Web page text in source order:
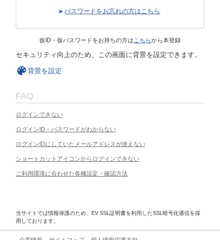
パスワードをお忘れの方はこちら
仮ID・仮パスワードをお持ちの方はこちらから本登録
セキュリティ向上のため、この画面に背景を設定できます。
背景を設定
FAQ
ログインできない
ログインID・パスワードがわからない
ログインIDにしていたメールアドレスが使えない
ショートカットアイコンからログインできない
ご利用環境に合わせた各種設定・確認方法
当サイトでは情報保護のため、EV SSL証明書を利用したSSL暗号化通信を採
用しております。